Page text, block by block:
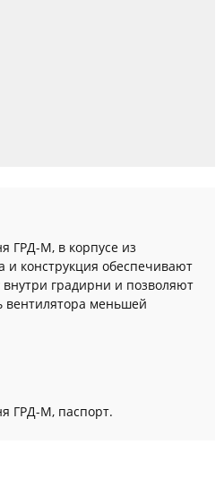
ГРД-М, в корпусе из
и конструкция обеспечивают
градирни и позволяют
вентилятора меньшей
ГРД-М, паспорт.